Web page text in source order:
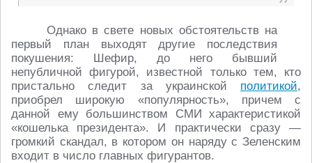
Однако в свете новых обстоятельств на
первый план выходят другие последствия
покушения: Шефир, до него бывший
непубличной фигурой, известной только тем, кто
пристально следит за украинской политикой,
приобрел широкую «популярность», причем с
данной ему большинством СМИ характеристикой
«кошелька президента». И практически сразу ―
громкий скандал, в котором он наряду с Зеленским
входит в число главных фигурантов.